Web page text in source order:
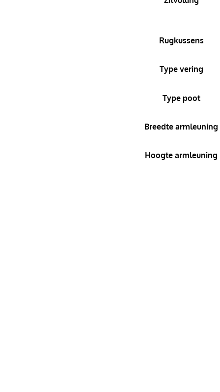
Rugkussens
Type vering
Type poot
Breedte armleuning
Hoogte armleuning